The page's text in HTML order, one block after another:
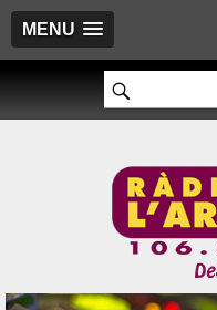
MENU